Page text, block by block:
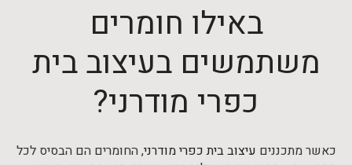
באילו חומרים
משתמשים בעיצוב בית
כפרי מודרני?
כאשר מתכננים עיצוב בית כפרי מודרני, החומרים הם הבסיס לכל